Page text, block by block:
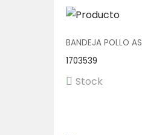
BANDEJA POLLO
1703539
Stock